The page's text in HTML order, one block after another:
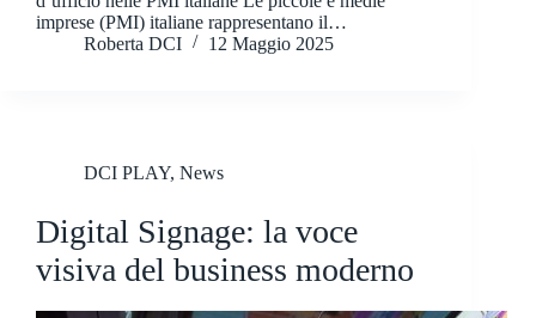
imprese (PMI) italiane rappresentano il…
Roberta DCI
12 Maggio 2025
DCI PLAY, News
Digital Signage: la voce
visiva del business moderno